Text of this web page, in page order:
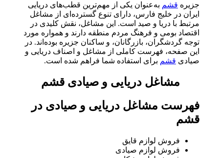
جزیره قشم به‌عنوان یکی از مهم‌ترین قطب‌های دریایی
ایران در خلیج فارس، دارای تنوع گسترده‌ای از مشاغل
مرتبط با دریا و صید است. این مشاغل، نقش کلیدی در
اقتصاد بومی و فرهنگ مردم منطقه دارند و همواره مورد
توجه گردشگران، بازرگانان، و ساکنان جزیره بوده‌اند. در
این صفحه، فهرست کاملی از مشاغل و اصناف دریایی و
صیادی قشم برای استفاده شما فراهم شده است.
مشاغل دریایی و صیادی قشم
فهرست مشاغل دریایی و صیادی در
قشم
فروش لوازم قایق
فروش لوازم صیادی